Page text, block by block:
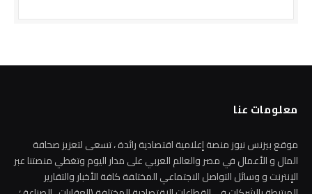
معلومات عنا
موقع بيزنس نيوز منصة إعلامية اقتصادية رائدة ، تسعى لتعزيز صحافة
المال و الأعمال في مصر والعالم العربي على مدار اليوم وتغطي منصتنا عبر
الإنترنت و وسائل التواصل الاجتماعي المختلفة كافة الأخبار والتقارير